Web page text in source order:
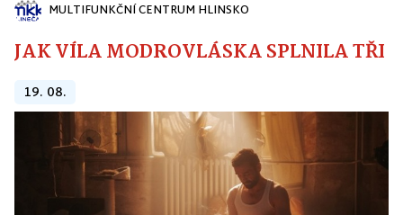
MULTIFUNKČNÍ CENTRUM HLINSKO
JAK VÍLA MODROVLÁSKA SPLNILA
19. 08.